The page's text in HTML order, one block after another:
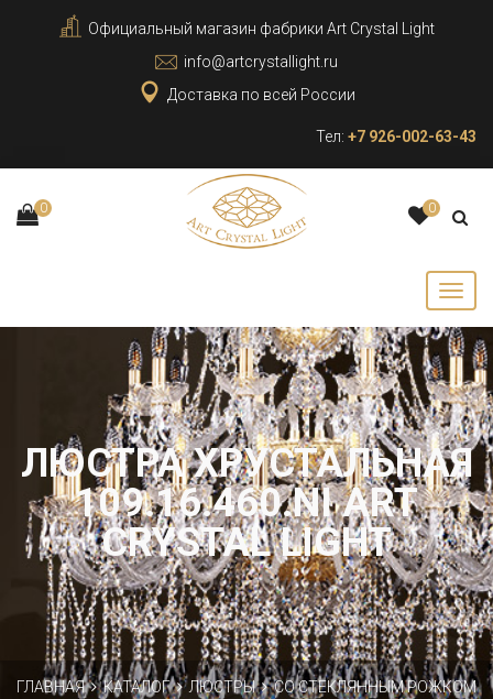
Официальный магазин фабрики Art Crystal Light
info@artcrystallight.ru
Доставка по всей России
Тел: +7 926-002-63-43
0 0
ЛЮСТРА ХРУСТАЛЬНАЯ
109.16.460.NI ART
CRYSTAL LIGHT
ГЛАВНАЯ КАТАЛОГ ЛЮСТРЫ
СО СТЕКЛЯННЫМ РОЖКОМ